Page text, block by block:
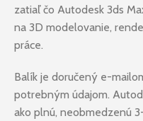
zatiaľ čo Autodesk 3ds
na 3D modelovanie,
práce.
Balík je doručený e-
potrebným údajom.
ako plnú, neobmedzenú